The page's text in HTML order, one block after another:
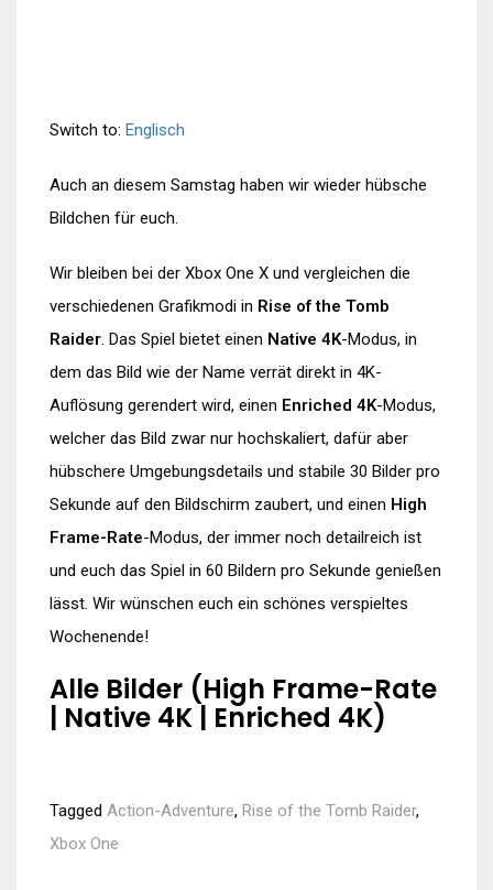
Switch to: Englisch
Auch an diesem Samstag haben wir wieder hübsche
Bildchen für euch.
Wir bleiben bei der Xbox One X und vergleichen die
verschiedenen Grafikmodi in Rise of the Tomb
Raider. Das Spiel bietet einen Native 4K-Modus, in
dem das Bild wie der Name verrät direkt in 4K-
Auflösung gerendert wird, einen Enriched 4K-Modus,
welcher das Bild zwar nur hochskaliert, dafür aber
hübschere Umgebungsdetails und stabile 30 Bilder pro
Sekunde auf den Bildschirm zaubert, und einen High
Frame-Rate-Modus, der immer noch detailreich ist
und euch das Spiel in 60 Bildern pro Sekunde genießen
lässt. Wir wünschen euch ein schönes verspieltes
Wochenende!
Alle Bilder (High Frame-Rate
| Native 4K | Enriched 4K)
Tagged Action-Adventure, Rise of the Tomb Raider,
Xbox One